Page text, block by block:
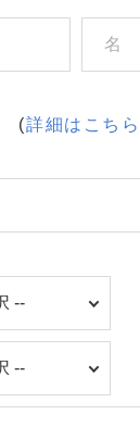
(詳細はこちら